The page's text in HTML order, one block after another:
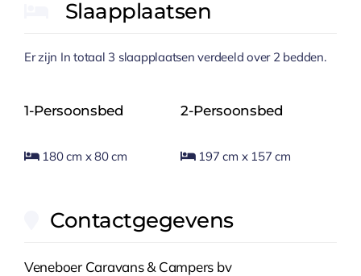
Slaapplaatsen
Er zijn In totaal 3 slaapplaatsen verdeeld over2 bedden.
1-Persoonsbed
180 cm x 80 cm
2-Persoonsbed
197 cm x 157 cm
Contactgegevens
Veneboer Caravans & Campers bv